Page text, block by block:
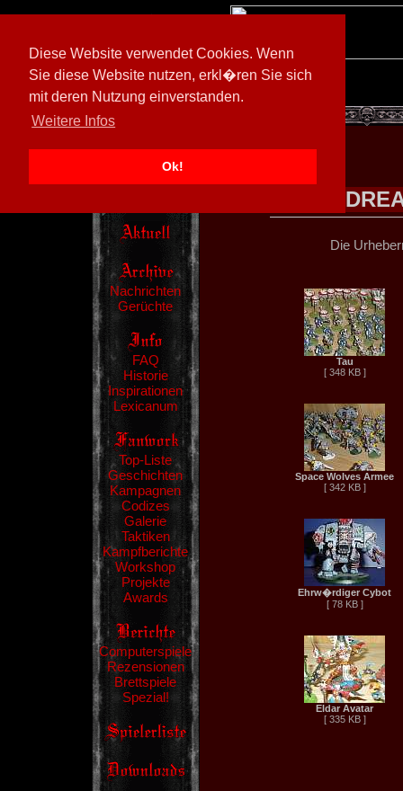
Diese Website verwendet Cookies. Wenn
Sie diese Website nutzen, erkl�ren Sie sich
mit deren Nutzung einverstanden.
Weitere Infos
Ok!
[ 602026/M3]
Nachrichten
Gerüchte
FAQ
Historie
Inspirationen
Lexicanum
Top-Liste
Geschichten
Kampagnen
Codizes
Galerie
Taktiken
Kampfberichte
Workshop
Projekte
Awards
Computerspiele
Rezensionen
Brettspiele
Spezial!
Die
Tau
[ 348 KB ]
Space Wolves Armee
[ 342 KB ]
Ehrw�rdiger Cybot
[ 78 KB ]
Eldar Avatar
[ 335 KB ]